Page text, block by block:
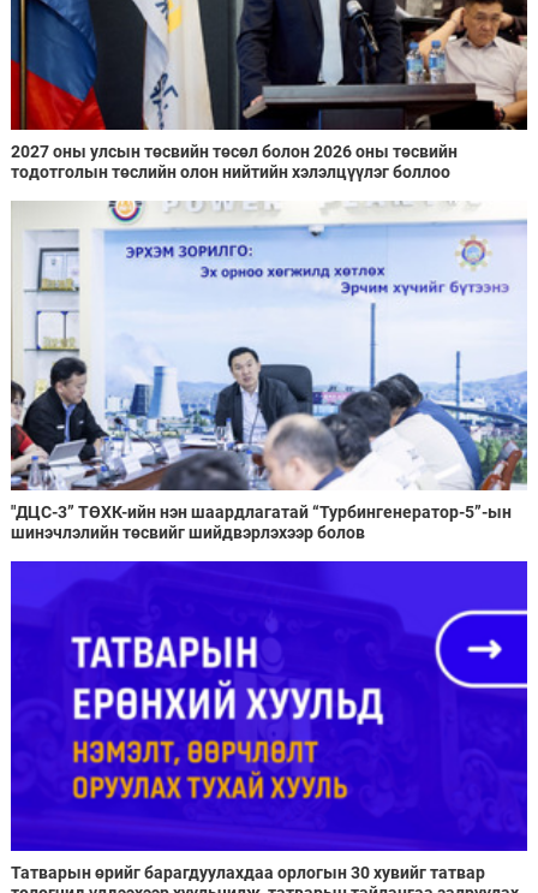
2027 оны улсын төсвийн төсөл болон 2026 оны төсвийн
тодотголын төслийн олон нийтийн хэлэлцүүлэг боллоо
"ДЦС-3” ТӨХК-ийн нэн шаардлагатай “Турбингенератор-5”-ын
шинэчлэлийн төсвийг шийдвэрлэхээр болов
Татварын өрийг барагдуулахдаа орлогын 30 хувийг татвар